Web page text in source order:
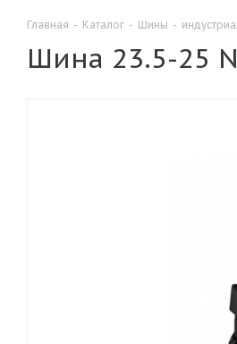
Главная - Каталог - Шины -
Шина 23.5-25